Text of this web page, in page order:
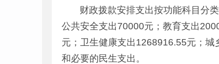
财政拨款安排支出按功能科目分
公共安全支出70000元；教育支出
元；卫生健康支出1268916.55元；
和必要的民生支出。